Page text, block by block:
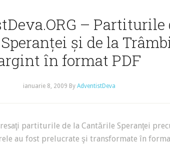
– Partiturile
şi de la
în format PDF
ianuarie 8, 2009 By AdventistDeva
partiturile de la Cantările Speranţei
au fost prelucrate şi transformate în